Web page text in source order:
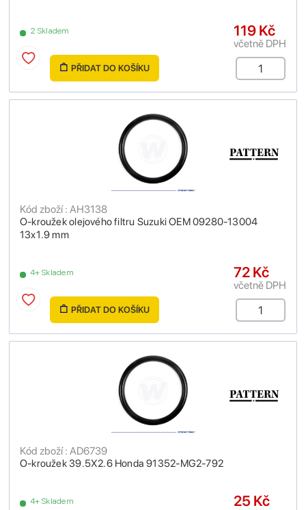
2 Skladem 119 Kč
včetně DPH
PŘIDAT DO KOŠÍKU
O-kroužek olejového filtru Suzuki OEM 09280-13004
13x1.9 mm
Kód zboží : AH3138
4+ Skladem 72 Kč
včetně DPH
PŘIDAT DO KOŠÍKU
O-kroužek 39.5X2.6 Honda 91352-MG2-792
Kód zboží : AD6739
4+ Skladem 25 Kč